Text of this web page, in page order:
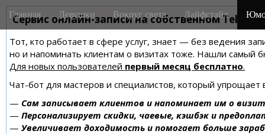
Сервис онлайн-записи на собственном
Тот, кто работает в сфере услуг, знает — без ведения
но и напоминать клиентам о визитах тоже. Нашли самый
Для новых пользователей первый месяц бесплатно.
Чат-бот для мастеров и специалистов, который упрощает
— Сам записывает клиентов и напоминает им о
— Персонализирует скидки, чаевые, кэшбэк и
— Увеличивает доходимость и помогает больше
M
a
n
m
e
n
u
i
Главная Девушки Вокруг света Лайфстайл